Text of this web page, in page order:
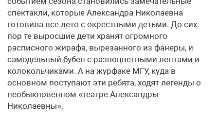
спектакли, которые Александра Николаевна
готовила все лето с окрестными детьми. До сих
пор те выросшие дети хранят огромного
расписного жирафа, вырезанного из фанеры, и
самодельный бубен с разноцветными лентами и
колокольчиками. А на журфаке МГУ, куда в
основном поступают эти ребята, ходят легенды о
необыкновенном «театре Александры
Николаевны».